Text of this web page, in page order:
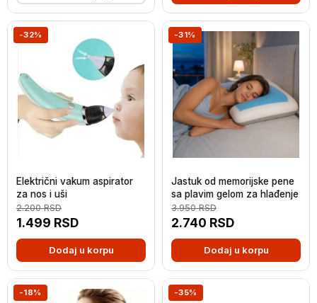
-32%
Električni vakum aspirator
za nos i uši
1.499 RSD
2.200RSD
Dodaj u korpu
-31%
Jastuk od memorijske pene
sa plavim gelom za hlađenje
2.740 RSD
3.950RSD
Dodaj u korpu
-18% -35%